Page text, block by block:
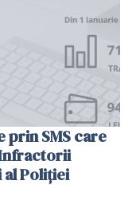
prin SMS care
al Poliției